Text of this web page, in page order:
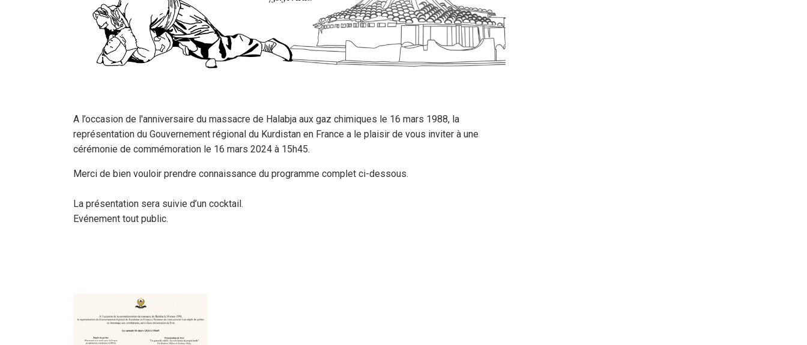
A l’occasion de l'anniversaire du massacre de Halabja aux gaz chimiques le 16 mars 1988, la
représentation du Gouvernement régional du Kurdistan en France a le plaisir de vous inviter à une
cérémonie de commémoration le 16 mars 2024 à 15h45.
Merci de bien vouloir prendre connaissance du programme complet ci-dessous.
La présentation sera suivie d’un cocktail.
Evénement tout public.